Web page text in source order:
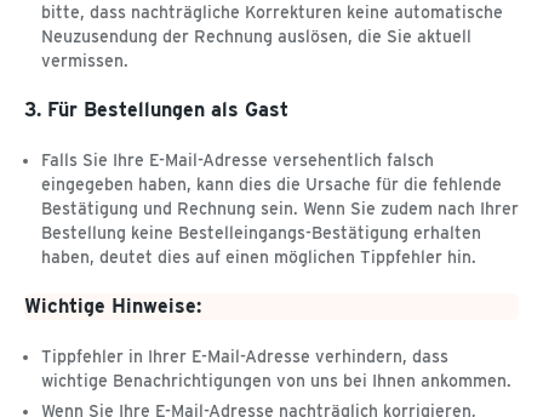
Hilfethemen Ich habe die
Ich habe die Rechnung für meine Tchibo
Onlinebestellung nicht erhalten, obwohl das Paket
angekommen ist. Was kann ich tun?
bitte, dass nachträgliche Korrekturen keine automatische
Neuzusendung der Rechnung auslösen, die Sie aktuell
vermissen.
3. Für Bestellungen als Gast
Falls Sie Ihre E-Mail-Adresse versehentlich falsch
eingegeben haben, kann dies die Ursache für die fehlende
Bestätigung und Rechnung sein. Wenn Sie zudem nach Ihrer
Bestellung keine Bestelleingangs-Bestätigung erhalten
haben, deutet dies auf einen möglichen Tippfehler hin.
Wichtige Hinweise:
Tippfehler in Ihrer E-Mail-Adresse verhindern, dass
wichtige Benachrichtigungen von uns bei Ihnen ankommen.
Wenn Sie Ihre E-Mail-Adresse nachträglich korrigieren,